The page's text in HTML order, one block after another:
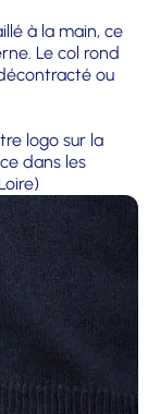
à la main, ce
Le col rond
ou
logo sur la
dans les